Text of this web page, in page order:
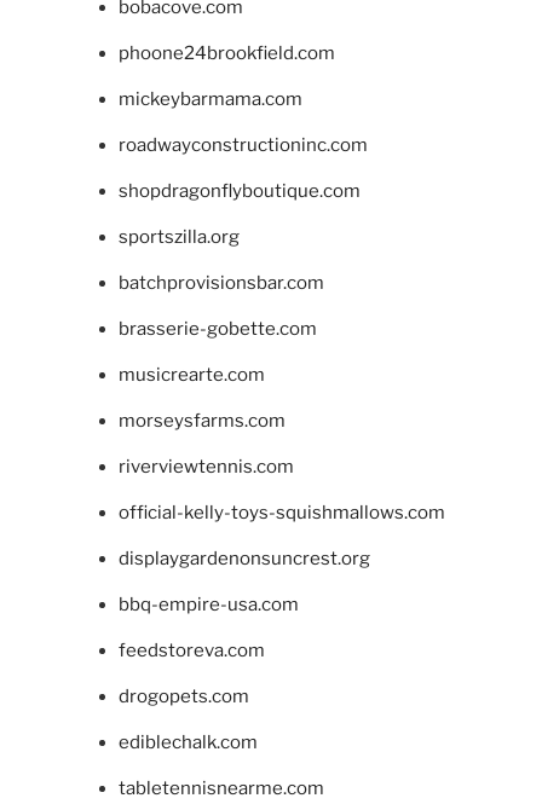
bobacove.com
phoone24brookfield.com
mickeybarmama.com
roadwayconstructioninc.com
shopdragonflyboutique.com
sportszilla.org
batchprovisionsbar.com
brasserie-gobette.com
musicrearte.com
morseysfarms.com
riverviewtennis.com
official-kelly-toys-squishmallows.com
displaygardenonsuncrest.org
bbq-empire-usa.com
feedstoreva.com
drogopets.com
ediblechalk.com
tabletennisnearme.com